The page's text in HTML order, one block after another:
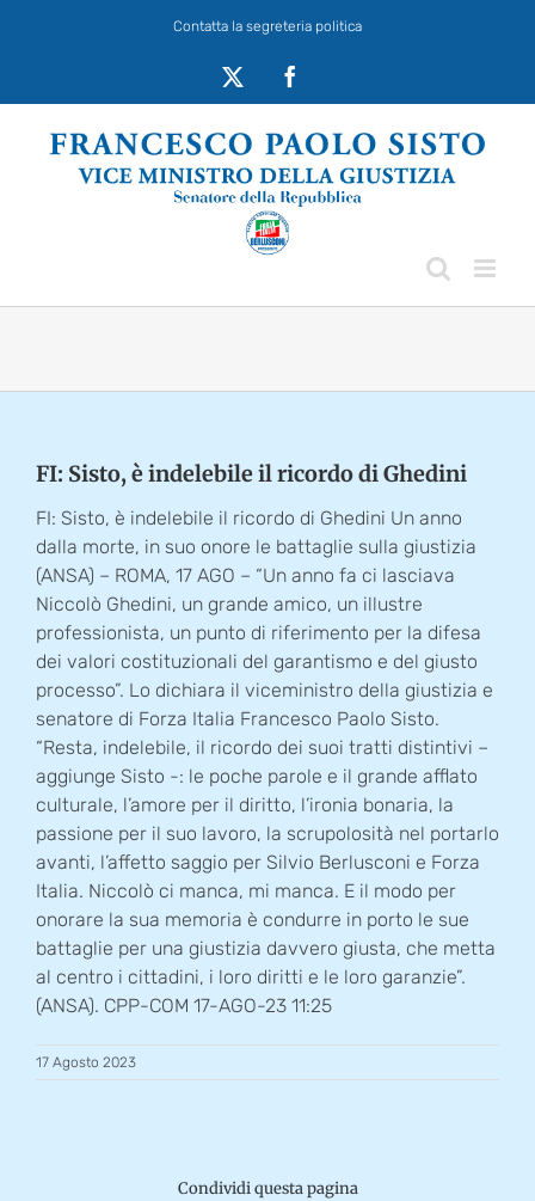
Contatta la segreteria politica
FI: Sisto, è indelebile il ricordo di Ghedini
FI: Sisto, è indelebile il ricordo di Ghedini Un anno
dalla morte, in suo onore le battaglie sulla giustizia
(ANSA) – ROMA, 17 AGO – “Un anno fa ci lasciava
Niccolò Ghedini, un grande amico, un illustre
professionista, un punto di riferimento per la difesa
dei valori costituzionali del garantismo e del giusto
processo”. Lo dichiara il viceministro della giustizia e
senatore di Forza Italia Francesco Paolo Sisto.
“Resta, indelebile, il ricordo dei suoi tratti distintivi –
aggiunge Sisto -: le poche parole e il grande afflato
culturale, l’amore per il diritto, l’ironia bonaria, la
passione per il suo lavoro, la scrupolosità nel portarlo
avanti, l’affetto saggio per Silvio Berlusconi e Forza
Italia. Niccolò ci manca, mi manca. E il modo per
onorare la sua memoria è condurre in porto le sue
battaglie per una giustizia davvero giusta, che metta
al centro i cittadini, i loro diritti e le loro garanzie”.
(ANSA). CPP-COM 17-AGO-23 11:25
17 Agosto 2023
Condividi questa pagina